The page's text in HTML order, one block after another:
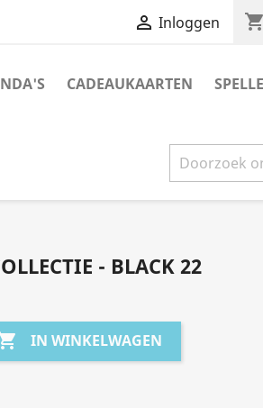
 Inloggen shopping_cart
CADEAUKAARTEN
- BLACK 22
IN WINKELWAGEN